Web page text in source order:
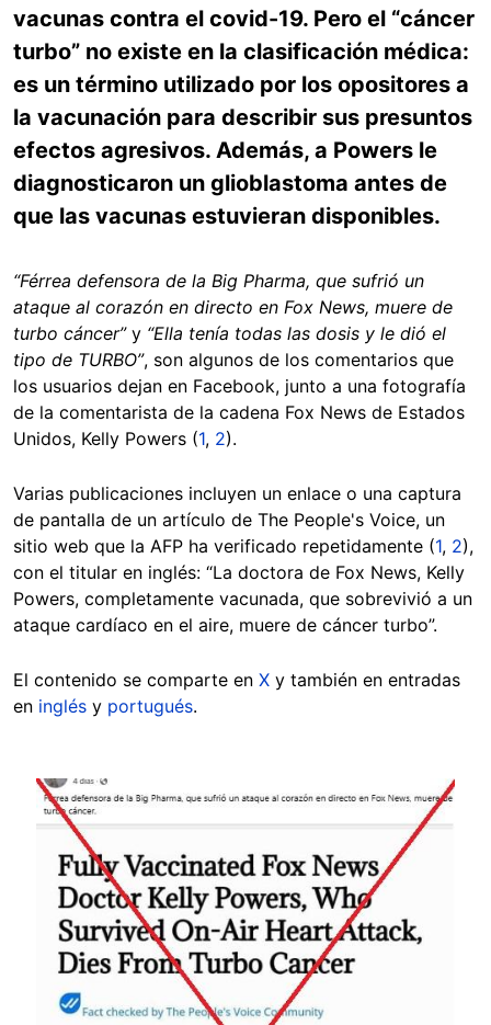
vacunas contra el covid-19. Pero el “cáncer
turbo” no existe en la clasificación médica:
es un término utilizado por los opositores a
la vacunación para describir sus presuntos
efectos agresivos. Además, a Powers le
diagnosticaron un glioblastoma antes de
que las vacunas estuvieran disponibles.
“Férrea defensora de la Big Pharma, que sufrió un
ataque al corazón en directo en Fox News, muere de
turbo cáncer”y “Ella tenía todas las dosis y le dió el
tipo de TURBO”, son algunos de los comentarios que
los usuarios dejan en Facebook, junto a una fotografía
de la comentarista de la cadena Fox News de Estados
Unidos, Kelly Powers (1, 2).
Varias publicaciones incluyen un enlace o una captura
de pantalla de un artículo de The People's Voice, un
sitio web que la AFP ha verificado repetidamente (1, 2),
con el titular en inglés: “La doctora de Fox News, Kelly
Powers, completamente vacunada, que sobrevivió a un
ataque cardíaco en el aire, muere de cáncer turbo”.
El contenido se comparte en X y también en entradas
en inglés y portugués.
Image